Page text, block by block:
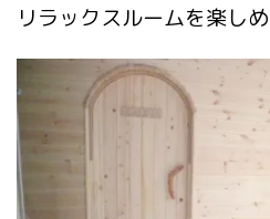
リラックスルームを楽しめ